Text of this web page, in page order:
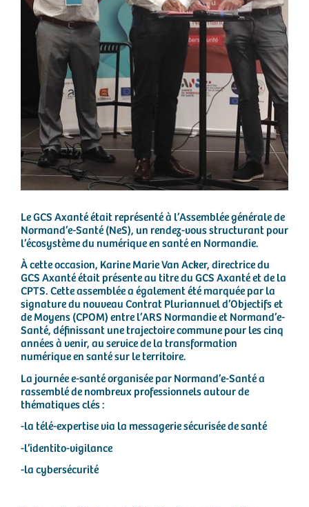
Le GCS Axanté était représenté à l’Assemblée générale de
Normand’e-Santé (NeS), un rendez-vous structurant pour
l’écosystème du numérique en santé en Normandie.
À cette occasion, Karine Marie Van Acker, directrice du
GCS Axanté était présente au titre du GCS Axanté et de la
CPTS. Cette assemblée a également été marquée par la
signature du nouveau Contrat Pluriannuel d’Objectifs et
de Moyens (CPOM) entre l’ARS Normandie et Normand’e-
Santé, définissant une trajectoire commune pour les cinq
années à venir, au service de la transformation
numérique en santé sur le territoire.
La journée e-santé organisée par Normand’e-Santé a
rassemblé de nombreux professionnels autour de
thématiques clés :
-la télé-expertise via la messagerie sécurisée de santé
-l’identito-vigilance
-la cybersécurité